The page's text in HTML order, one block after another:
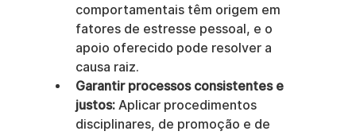
comportamentais têm origem em
fatores de estresse pessoal, e o
apoio oferecido pode resolver a
causa raiz.
Garantir processos consistentes e
justos: Aplicar procedimentos
disciplinares, de promoção e de